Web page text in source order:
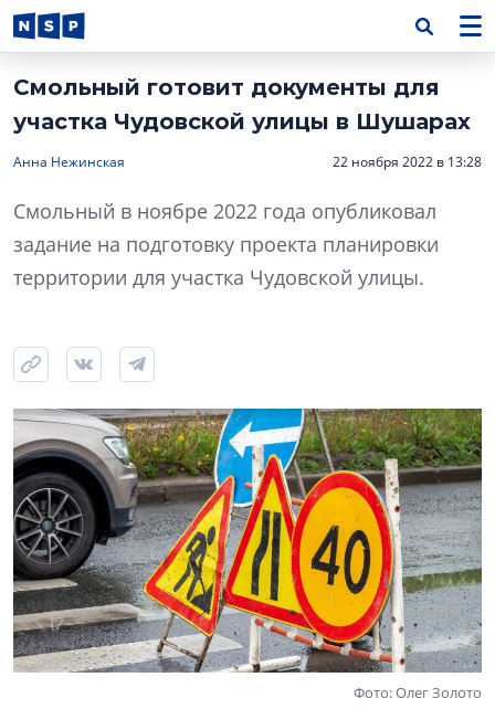
Смольный готовит документы для
участка Чудовской улицы в Шушарах
Анна Нежинская 22 ноября 2022 в 13:28
Смольный в ноябре 2022 года опубликовал
задание на подготовку проекта планировки
территории для участка Чудовской улицы.
Фото: Олег Золото